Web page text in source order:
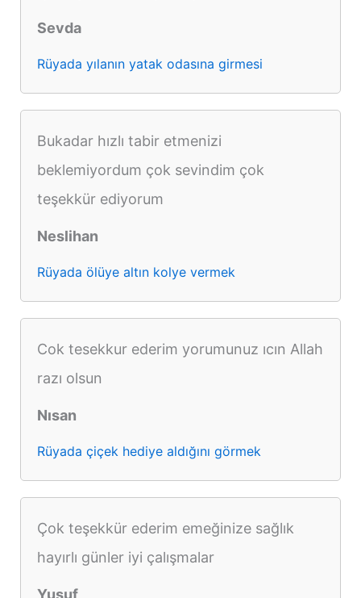
Sevda
Rüyada yılanın yatak odasına girmesi
Bukadar hızlı tabir etmenizi
beklemiyordum çok sevindim çok
teşekkür ediyorum
Neslihan
Rüyada ölüye altın kolye vermek
Cok tesekkur ederim yorumunuz ıcın Allah
razı olsun
Nısan
Rüyada çiçek hediye aldığını görmek
Çok teşekkür ederim emeğinize sağlık
hayırlı günler iyi çalışmalar
Yusuf